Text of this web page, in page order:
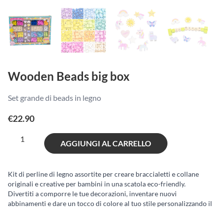
Wooden Beads big box
Set grande di beads in legno
€22.90
Wooden
box
quantità
AGGIUNGI AL CARRELLO
Kit di perline di legno assortite per creare braccialetti e collane
originali e creative per bambini in una scatola eco-friendly.
Divertiti a comporre le tue decorazioni, inventare nuovi
abbinamenti e dare un tocco di colore al tuo stile personalizzando il